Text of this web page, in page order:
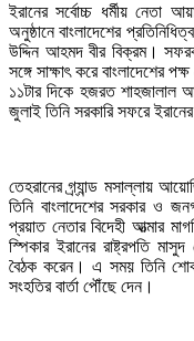
ইরানের সর্বোচ্চ ধর্মীয় নেতা
অনুষ্ঠানে বাংলাদেশের
উদ্দিন আহমদ বীর বিক্রম।
সঙ্গে সাক্ষাৎ করে বাংলাদেশের
১১টার দিকে হজরত শাহজালাল
জুলাই তিনি সরকারি সফরে
তেহরানের গ্র্যান্ড মসাল্লায়
তিনি বাংলাদেশের সরকার ও
প্রয়াত নেতার বিদেহী আত্মার
স্পিকার ইরানের রাষ্ট্রপতি
বৈঠক করেন। এ সময় তিনি
সংহতির বার্তা পৌঁছে দেন।